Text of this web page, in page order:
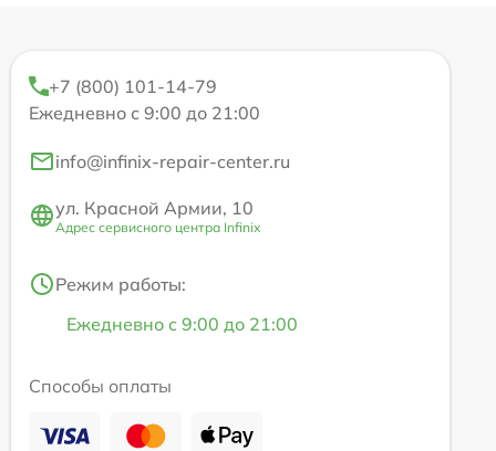
+7 (800) 101-14-79
Ежедневно с 9:00 до 21:00
info@infinix-repair-center.ru
ул. Красной Армии, 10
Адрес сервисного центра Infinix
Режим работы:
Ежедневно с 9:00 до 21:00
Способы оплаты